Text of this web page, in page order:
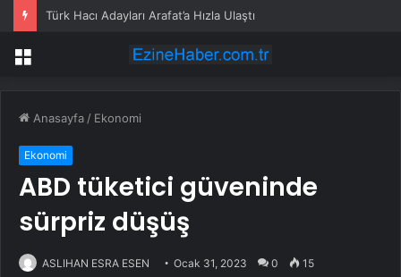
Türk Hacı Adayları Arafat’a Hızla Ulaştı
Menü
Anasayfa / Ekonomi
Ekonomi
ABD tüketici güveninde
sürpriz düşüş
ASLIHAN ESRA ESEN Ocak 31, 2023 0 15